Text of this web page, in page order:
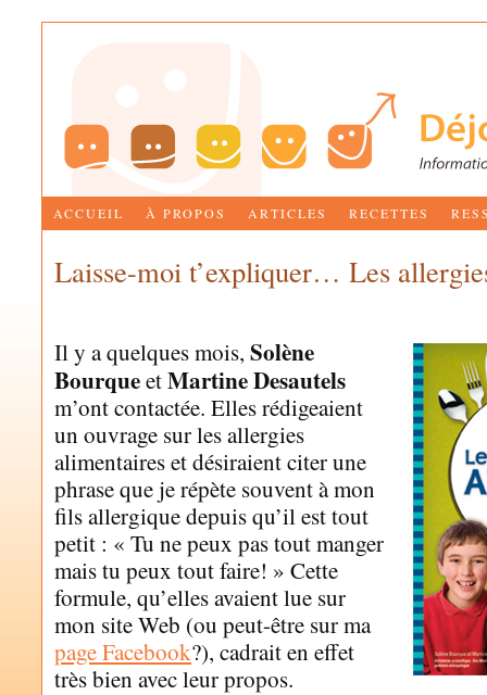
ACCUEIL À PROPOS ARTICLES RECETTES
Laisse-moi t’expliquer… Les
Il y a quelques mois, Solène
BourqueetMartine Desautels
m’ont contactée. Elles rédigeaient
un ouvrage sur les allergies
alimentaires et désiraient citer une
phrase que je répète souvent à mon
fils allergique depuis qu’il est tout
petit : « Tu ne peux pas tout manger
mais tu peux tout faire! » Cette
formule, qu’elles avaient lue sur
mon site Web (ou peut-être sur ma
page Facebook?), cadrait en effet
très bien avec leur propos.